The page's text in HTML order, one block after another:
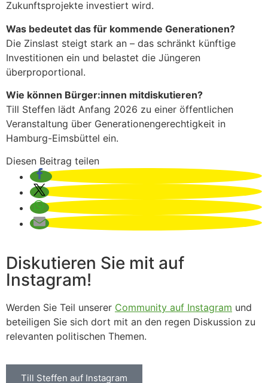
Zukunftsprojekte investiert wird.
Was bedeutet das für kommende Generationen?
Die Zinslast steigt stark an – das schränkt künftige
Investitionen ein und belastet die Jüngeren
überproportional.
Wie können Bürger:innen mitdiskutieren?
Till Steffen lädt Anfang 2026 zu einer öffentlichen
Veranstaltung über Generationengerechtigkeit in
Hamburg-Eimsbüttel ein.
Diesen Beitrag teilen
Diskutieren Sie mit auf
Instagram!
Werden Sie Teil unserer Community auf Instagram und
beteiligen Sie sich dort mit an den regen Diskussion zu
relevanten politischen Themen.
Till Steffen auf Instagram